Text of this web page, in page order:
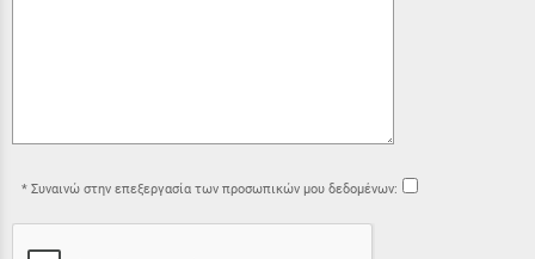
Συναινώ στην επεξεργασία των προσωπικών μου δεδομένων: